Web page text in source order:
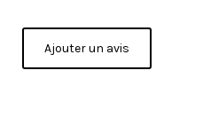
Ajouter un avis